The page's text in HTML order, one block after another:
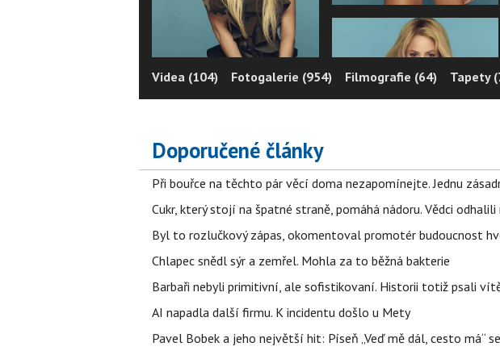
Videa (104) Fotogalerie (954) Filmografie (64) Tapety
Doporučené články
Při bouřce na těchto pár věcí doma nezapomínejte. Jednu
Cukr, který stojí na špatné straně, pomáhá nádoru. Vědci
Byl to rozlučkový zápas, okomentoval promotér budoucnost
Chlapec snědl sýr a zemřel. Mohla za to běžná bakterie
Barbaři nebyli primitivní, ale sofistikovaní. Historii totiž psali
AI napadla další firmu. K incidentu došlo u Mety
Pavel Bobek a jeho největší hit: Píseň „Veď mě dál, cesto má“